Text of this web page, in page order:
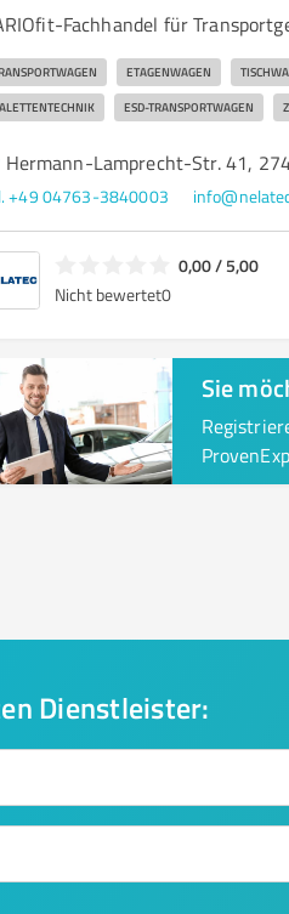
Fachhandel für
ETAGENWAGEN
ESD-TRANSPORTWAGEN
Hermann-Lamprecht-Str. 41,
+49 04763-3840003
0,00 / 5,00
Nicht bewertet0
Sie
Dienstleister: